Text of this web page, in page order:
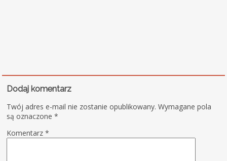
Dodaj komentarz
Twój adres e-mail nie zostanie opublikowany. Wymagane pola
są oznaczone*
Komentarz*